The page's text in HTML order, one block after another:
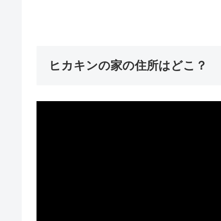
ヒカキンの家の住所はどこ？